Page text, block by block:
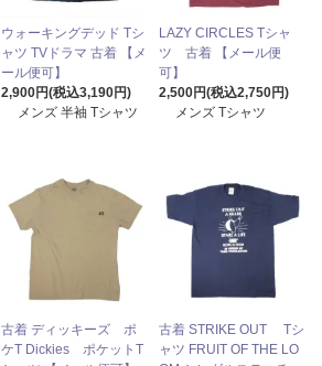
ウォーキングデッド Tシ
ャツ TVドラマ 古着 【メ
ール便可】
2,900円(税込3,190円)
メンズ 半袖 Tシャツ
LAZY CIRCLES Tシャ
ツ 古着 【メール便
可】
2,500円(税込2,750円)
メンズ Tシャツ
古着 ディッキーズ ポ
ケT Dickies ポケットT
古着 STRIKE OUT Tシ
ャツ FRUIT OF THE LO